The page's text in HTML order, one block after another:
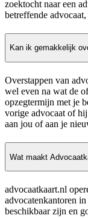
zoektocht naar een
betreffende
Kan ik gemakkelijk
Overstappen van
wel even na wat de
opzegtermijn met je
vorige advocaat of
aan jou of aan je
Wat maakt
advocaatkaart.nl
advocatenkantoren
beschikbaar zijn en